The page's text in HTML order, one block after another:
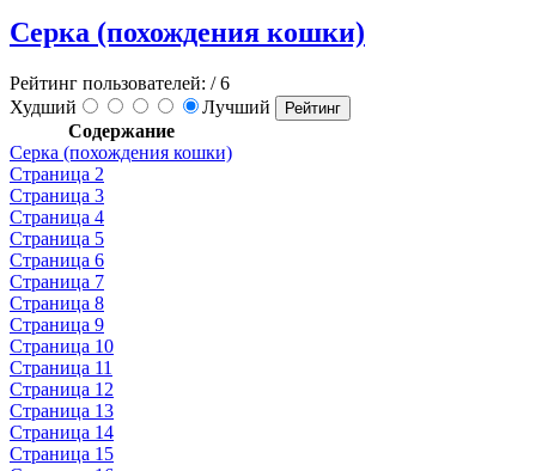
Серка (похождения кошки)
Рейтинг пользователей: / 6
Худший
Лучший
Содержание
Серка (похождения кошки)
Страница 2
Страница 3
Страница 4
Страница 5
Страница 6
Страница 7
Страница 8
Страница 9
Страница 10
Страница 11
Страница 12
Страница 13
Страница 14
Страница 15